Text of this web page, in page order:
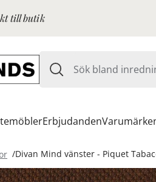
till butik
Erbjudanden
Divan Mind vänster - Piquet